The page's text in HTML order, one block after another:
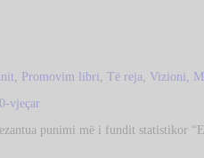
Promovim libri Të reja Vizioni,
vjeçar
punimi më i fundit statistikor